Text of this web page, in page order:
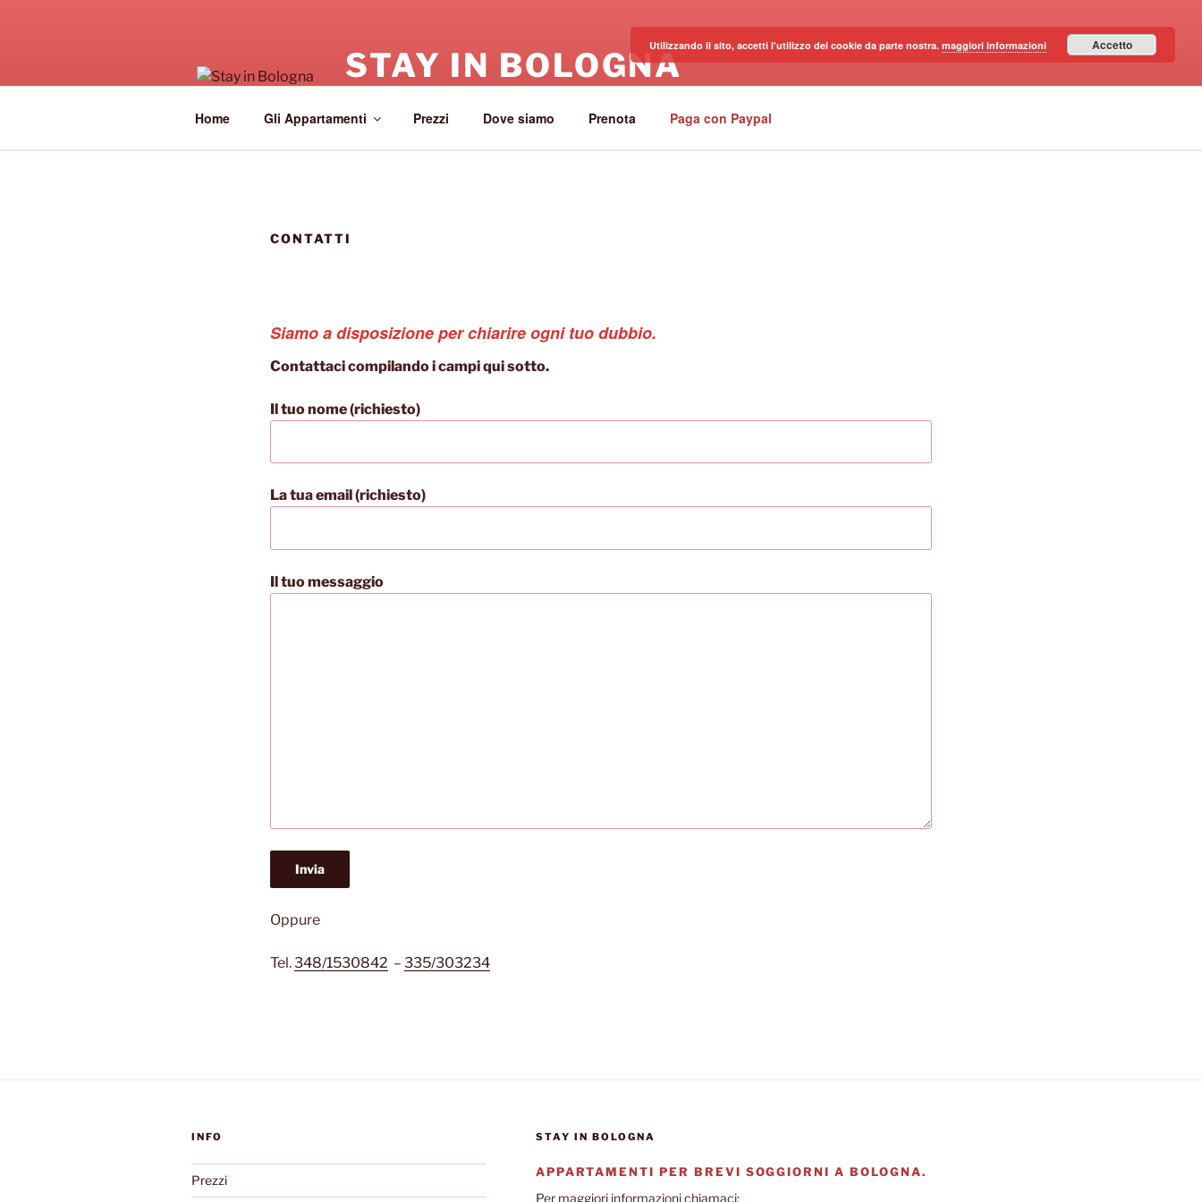
STAY IN BOLOGNA
Home Gli Appartamenti Prezzi Dove siamo Prenota Paga con Paypal
CONTATTI
Siamo a disposizione per chiarire ogni tuo dubbio.
Contattaci compilando i campi qui sotto.
Il tuo nome (richiesto)
La tua email (richiesto)
Il tuo messaggio
Oppure
Tel.348/1530842 – 335/303234
INFO
Prezzi
STAY IN BOLOGNA
APPARTAMENTI PER BREVI SOGGIORNI A BOLOGNA.
Per maggiori informazioni chiamaci:
Utilizzando il sito, accetti l'utilizzo dei cookie da parte nostra. maggiori informazioni Accetto